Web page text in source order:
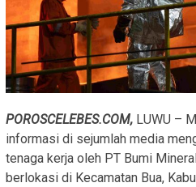
POROSCELEBES.COM, LUWU –
informasi di sejumlah media
tenaga kerja oleh PT Bumi
berlokasi di Kecamatan Bua,